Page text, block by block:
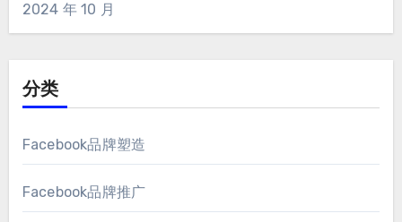
2024 年 10 月
分类
Facebook品牌塑造
Facebook品牌推广